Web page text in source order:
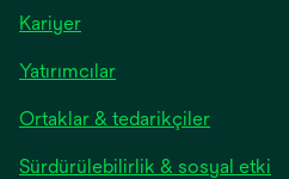
Kariyer
Yatırımcılar
Ortaklar & tedarikçiler
Sürdürülebilirlik & sosyal etki